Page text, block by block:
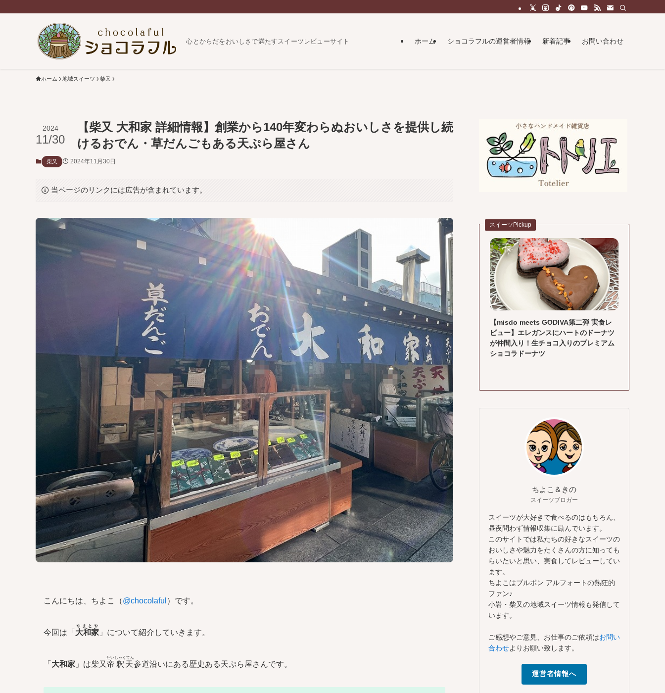
心とからだをおいしさで満たすスイーツレビューサイト ホーム ショコラフルの運営者情報 新着記事 お問い合わせ
ホーム 地域スイーツ 柴又
【柴又 大和家 詳細情報】創業から140年変わらぬおいしさを提供し続
けるおでん・草だんごもある天ぷら屋さん
2024
11/30
柴又 2024年11月30日
当ページのリンクには広告が含まれています。
こんにちは、ちよこ（@chocolaful ）です。
今回は「 大和家
やまとや
」について紹介していきます。
「 大和家 」は柴又 帝釈天
たいしゃくてん
参道沿いにある歴史ある天ぷら屋さんです。
スイーツPickup
【misdo meets GODIVA第二弾 実食レ
ビュー】エレガンスにハートのドーナツ
が仲間入り！生チョコ入りのプレミアム
ショコラドーナツ
ちよこ＆きの
スイーツブロガー
スイーツが大好きで食べるのはもちろん、
昼夜問わず情報収集に励んでいます。
このサイトでは私たちの好きなスイーツの
おいしさや魅力をたくさんの方に知っても
らいたいと思い、実食してレビューしてい
ます。
ちよこはブルボン アルフォートの熱狂的
ファン♪
小岩・柴又の地域スイーツ情報も発信して
います。
ご感想やご意見、お仕事のご依頼はお問い
合わせよりお願い致します。
運営者情報へ